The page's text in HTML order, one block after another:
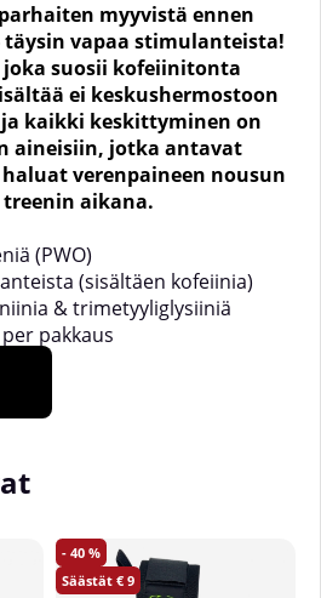
myyvistä ennen
vapaa stimulanteista!
suosii kofeiinitonta
ei keskushermostoon
kaikki keskittyminen on
aineisiin, jotka antavat
verenpaineen nousun
aikana.
(PWO)
(sisältäen kofeiinia)
& trimetyyliglysiiniä
pakkaus
PWO, jota olet etsinyt.
korkealla verenkierrolla.
kaikki keskushermoston
Keskittyminen on sen
harjoituksissa.
40
9